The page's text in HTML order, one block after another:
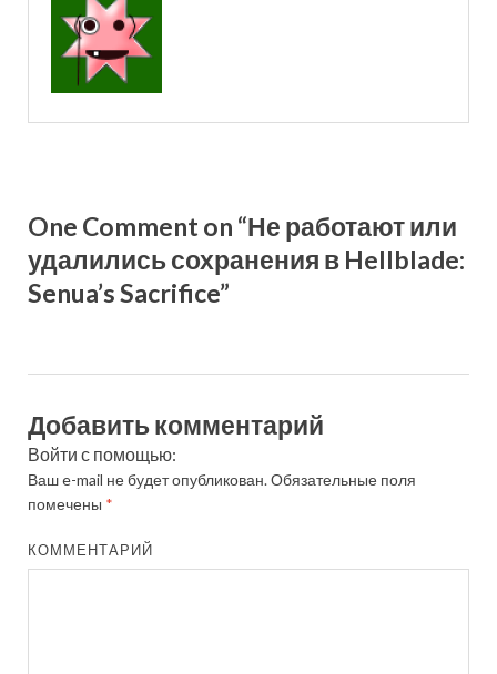
One Comment on “Не работают или
удалились сохранения в Hellblade:
Senua’s Sacrifice”
Добавить комментарий
Войти с помощью:
Ваш e-mail не будет опубликован.Обязательные поля
помечены *
КОММЕНТАРИЙ